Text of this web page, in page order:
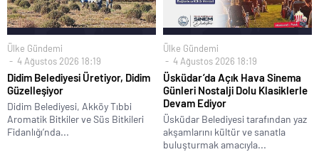
Ülke Gündemi
4 Ağustos 2026 18:19
Didim Belediyesi Üretiyor, Didim
Güzelleşiyor
Didim Belediyesi, Akköy Tıbbi
Aromatik Bitkiler ve Süs Bitkileri
Fidanlığı’nda...
Ülke Gündemi
4 Ağustos 2026 18:19
Üsküdar’da Açık Hava Sinema
Günleri Nostalji Dolu Klasiklerle
Devam Ediyor
Üsküdar Belediyesi tarafından yaz
akşamlarını kültür ve sanatla
buluşturmak amacıyla...